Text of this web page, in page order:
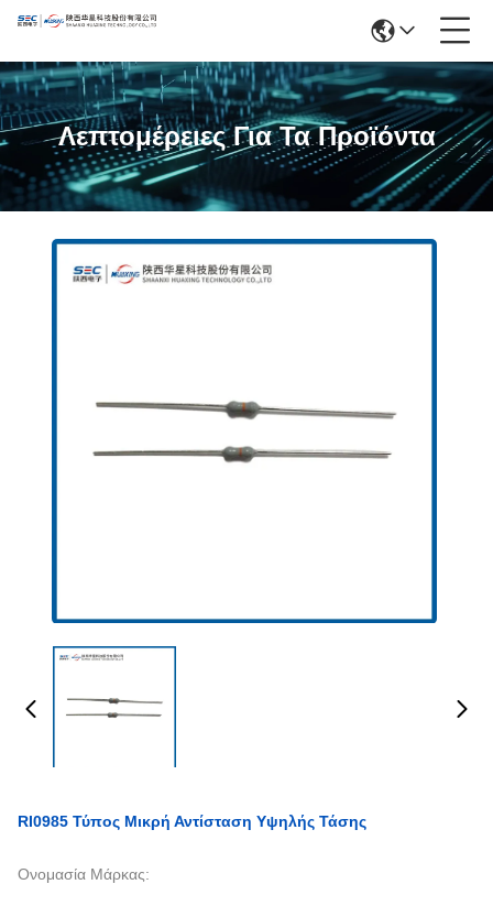
Λεπτομέρειες Για Τα Προϊόντα
RI0985 Τύπος Μικρή Αντίσταση Υψηλής Τάσης
Ονομασία Μάρκας: